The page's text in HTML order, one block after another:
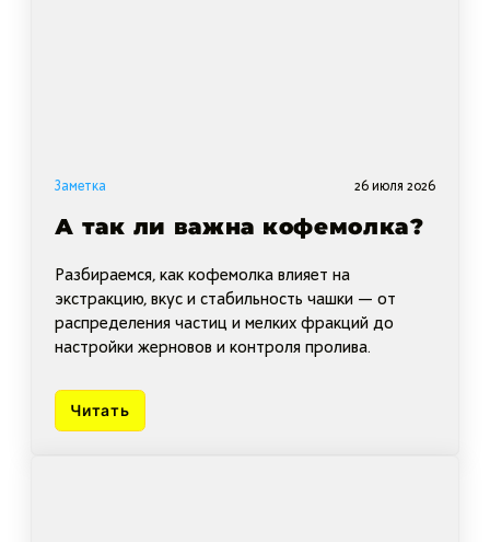
Заметка 26 июля 2026
А так ли важна кофемолка?
Разбираемся, как кофемолка влияет на
экстракцию, вкус и стабильность чашки — от
распределения частиц и мелких фракций до
настройки жерновов и контроля пролива.
Читать